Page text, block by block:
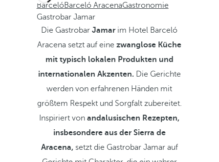
BarcelóBarceló AracenaGastronomie
Gastrobar Jamar
Die GastrobarJamar im Hotel Barceló
Aracena setzt auf einezwanglose Küche
mit typisch lokalen Produkten und
internationalen Akzenten. Die Gerichte
werden von erfahrenen Händen mit
größtem Respekt und Sorgfalt zubereitet.
Inspiriert vonandalusischen Rezepten,
insbesondere aus der Sierra de
Aracena, setzt die Gastrobar Jamar auf